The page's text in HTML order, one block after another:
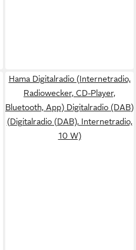
Hama Digitalradio (Internetradio,
Radiowecker, CD-Player,
Bluetooth, App) Digitalradio (DAB)
(Digitalradio (DAB), Internetradio,
10 W)